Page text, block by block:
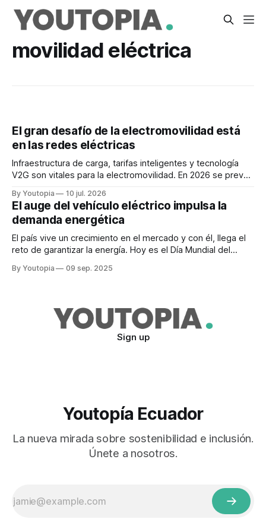
movilidad eléctrica
El gran desafío de la electromovilidad está
en las redes eléctricas
Infraestructura de carga, tarifas inteligentes y tecnología
V2G son vitales para la electromovilidad. En 2026 se prevé
By Youtopia 10 jul. 2026
El auge del vehículo eléctrico impulsa la
demanda energética
El país vive un crecimiento en el mercado y con él, llega el
reto de garantizar la energía. Hoy es el Día Mundial del
By Youtopia 09 sep. 2025
Sign up
Youtopía Ecuador
La nueva mirada sobre sostenibilidad e inclusión.
Únete a nosotros.